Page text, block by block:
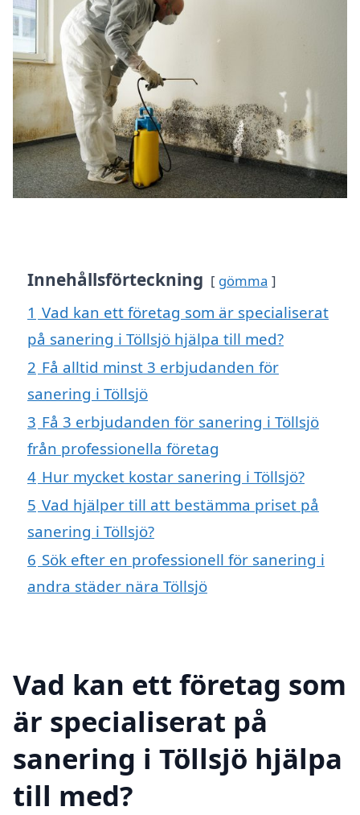
Innehållsförteckning gömma
1 Vad kan ett företag som är specialiserat
på sanering i Töllsjö hjälpa till med?
2 Få alltid minst 3 erbjudanden för
sanering i Töllsjö
3 Få 3 erbjudanden för sanering i Töllsjö
från professionella företag
4 Hur mycket kostar sanering i Töllsjö?
5 Vad hjälper till att bestämma priset på
sanering i Töllsjö?
6 Sök efter en professionell för sanering i
andra städer nära Töllsjö
Vad kan ett företag som
är specialiserat på
sanering i Töllsjö hjälpa
till med?